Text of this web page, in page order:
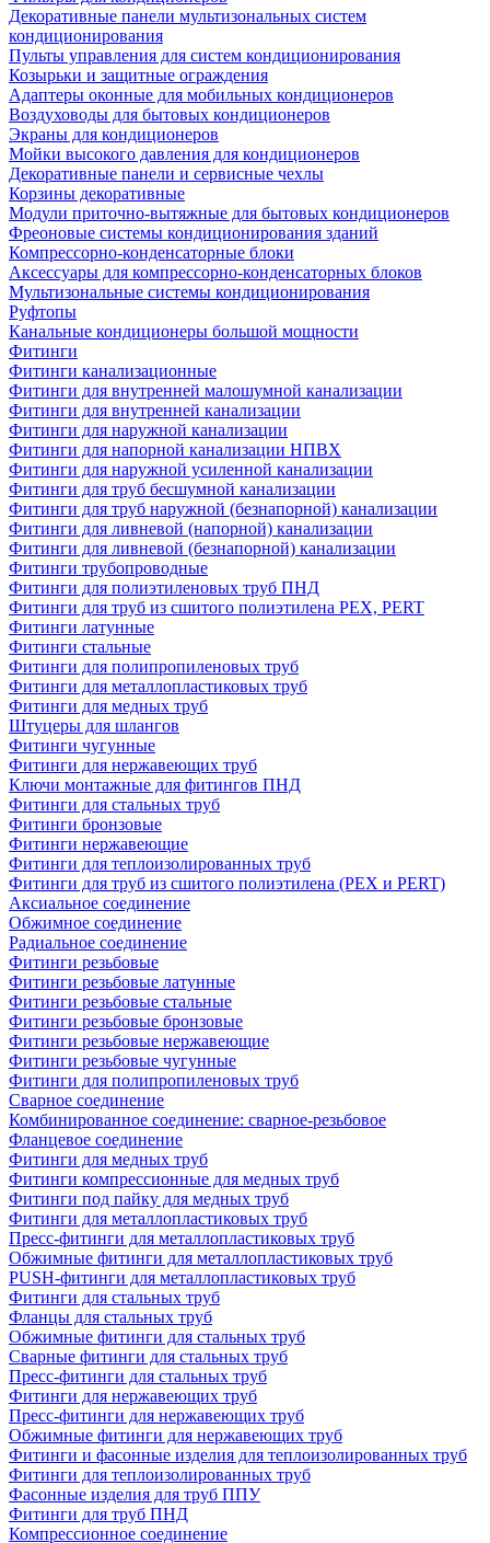
Декоративные панели мультизональных систем
кондиционирования
Пульты управления для систем кондиционирования
Козырьки и защитные ограждения
Адаптеры оконные для мобильных кондиционеров
Воздуховоды для бытовых кондиционеров
Экраны для кондиционеров
Мойки высокого давления для кондиционеров
Декоративные панели и сервисные чехлы
Корзины декоративные
Модули приточно-вытяжные для бытовых кондиционеров
Фреоновые системы кондиционирования зданий
Компрессорно-конденсаторные блоки
Аксессуары для компрессорно-конденсаторных блоков
Мультизональные системы кондиционирования
Руфтопы
Канальные кондиционеры большой мощности
Фитинги
Фитинги канализационные
Фитинги для внутренней малошумной канализации
Фитинги для внутренней канализации
Фитинги для наружной канализации
Фитинги для напорной канализации НПВХ
Фитинги для наружной усиленной канализации
Фитинги для труб бесшумной канализации
Фитинги для труб наружной (безнапорной) канализации
Фитинги для ливневой (напорной) канализации
Фитинги для ливневой (безнапорной) канализации
Фитинги трубопроводные
Фитинги для полиэтиленовых труб ПНД
Фитинги для труб из сшитого полиэтилена PEX, PERT
Фитинги латунные
Фитинги стальные
Фитинги для полипропиленовых труб
Фитинги для металлопластиковых труб
Фитинги для медных труб
Штуцеры для шлангов
Фитинги чугунные
Фитинги для нержавеющих труб
Ключи монтажные для фитингов ПНД
Фитинги для стальных труб
Фитинги бронзовые
Фитинги нержавеющие
Фитинги для теплоизолированных труб
Фитинги для труб из сшитого полиэтилена (PEX и PERT)
Аксиальное соединение
Обжимное соединение
Радиальное соединение
Фитинги резьбовые
Фитинги резьбовые латунные
Фитинги резьбовые стальные
Фитинги резьбовые бронзовые
Фитинги резьбовые нержавеющие
Фитинги резьбовые чугунные
Фитинги для полипропиленовых труб
Сварное соединение
Комбинированное соединение: сварное-резьбовое
Фланцевое соединение
Фитинги для медных труб
Фитинги компрессионные для медных труб
Фитинги под пайку для медных труб
Фитинги для металлопластиковых труб
Пресс-фитинги для металлопластиковых труб
Обжимные фитинги для металлопластиковых труб
PUSH-фитинги для металлопластиковых труб
Фитинги для стальных труб
Фланцы для стальных труб
Обжимные фитинги для стальных труб
Сварные фитинги для стальных труб
Пресс-фитинги для стальных труб
Фитинги для нержавеющих труб
Пресс-фитинги для нержавеющих труб
Обжимные фитинги для нержавеющих труб
Фитинги и фасонные изделия для теплоизолированных труб
Фитинги для теплоизолированных труб
Фасонные изделия для труб ППУ
Фитинги для труб ПНД
Компрессионное соединение